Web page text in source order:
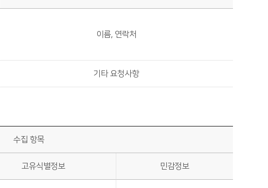
이름, 연락처
기타 요청사항
수집 항목
고유식별정보 민감정보